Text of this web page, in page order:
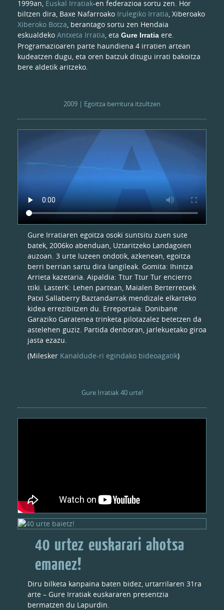
1999an, Euskal Irratiak-en federazioa sortu zen. Hor
biltzen dira, Baxe Nafarroako Irulegiko Irratia, Xiberoako
Xiberoko Botza, berantago sortu zen Hendaia
eskualdeko Antxeta Irratia, eta Gure Irratia ere.
Programazioaren parte haundiena 4 irratien artean
kudeatzen dugu, eta oren batzuk ditugu irrati bakoitza
bere aldetik aritzeko.
2009 | Egoitza berritura itzultzen
Gure Irratiaren egoitza osoki suntsitu zuen sute
batek, 2006ko abenduan, Uztaritzeko Landagoien
auzoan. 3 urte luzeen ondotik, azkenean, egoitza
berri berrian sartu dira langileak. Gomita: Ihintza
Arrieta kazetaria. Aipaldia: Ttur Ttur Tur encierro
ttiki. LasterK: Lehen partean, Maialen Berterretxek
Patxi Sallaberry Baztandarrak mendizale elkarteko
kidea errezibitzen du. Erreportaia: Donibane
Garaziko Garatenea trinketa pilotazalez betetzen da
astelehen guziz. Partida denboran, jarlekuetako giroa
jasta ezazu.
(Milesker Kanaldude-ri egindako bideoagatik)
Gure Irratiak 40 urte!
40 urtez euskarari ahotsa
emanez!
Diru bilketa kanpaina baten bidez, urtarrilaren 31ra
arte – Gure Irratiak euskararen presentzia
bermatzen du Lapurdin.